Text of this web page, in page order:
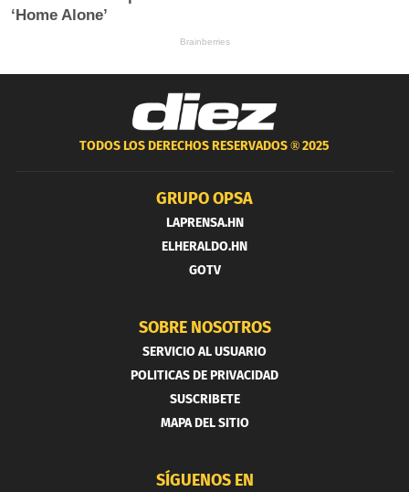
TODOS LOS DERECHOS RESERVADOS ®2025
GRUPO OPSA
LAPRENSA.HN
ELHERALDO.HN
GOTV
SOBRE NOSOTROS
SERVICIO AL USUARIO
POLITICAS DE PRIVACIDAD
SUSCRIBETE
MAPA DEL SITIO
SÍGUENOS EN